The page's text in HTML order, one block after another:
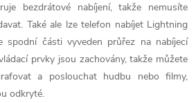
bezdrátové nabíjení, takže nemusíte
Také ale lze telefon nabíjet Lightning
spodní části vyveden průřez na nabíjecí
prvky jsou zachovány, takže můžete
a poslouchat hudbu nebo filmy,
odkryté.